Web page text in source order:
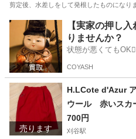
剪定後、水差しをして発根したものにな
愛知 刈谷市 刈谷駅 家庭用品
【実家の押し
りませんか？
状態が悪くても
COYASH
売ります
H.LCote d'Azur
ウール 赤いスカ
700円
刈谷駅